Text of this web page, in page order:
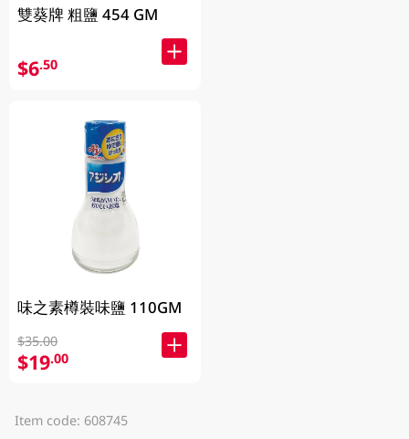
雙葵牌 粗鹽 454 GM
$6.50
味之素樽裝味鹽 110GM
$35.00
$19.00
Item code: 608745